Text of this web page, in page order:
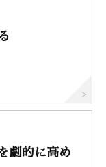
劇的に高め